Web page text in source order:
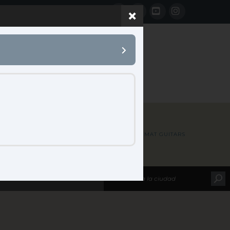
Facebook
LinkedInYouTubeInstagram
MAT GUITARS